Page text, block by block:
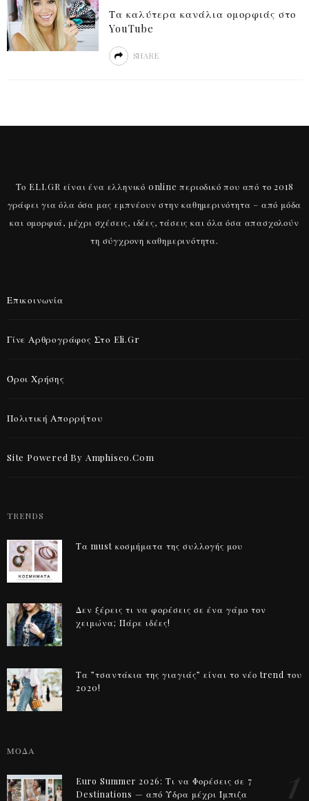
Τα καλύτερα κανάλια ομορφιάς στο
YouTube
SHARE
Το ELI.GR είναι ένα ελληνικό online περιοδικό που από το 2018
γράφει για όλα όσα μας εμπνέουν στην καθημερινότητα – από μόδα
και ομορφιά, μέχρι σχέσεις, ιδέες, τάσεις και όλα όσα απασχολούν
τη σύγχρονη καθημερινότητα.
Επικοινωνία
Γίνε Αρθρογράφος Στο Eli.gr
Όροι Χρήσης
Πολιτική Απορρήτου
Site Powered By Amphiseo.com
TRENDS
Τα must κοσμήματα της συλλογής μου
Δεν ξέρεις τι να φορέσεις σε ένα γάμο τον
χειμώνα; Πάρε ιδέες!
Τα ”τσαντάκια της γιαγιάς” είναι το νέο trend του
2020!
ΜΟΔΑ
Euro Summer 2026: Τι να Φορέσεις σε 7
Destinations — από Ύδρα μέχρι Ίμπιζα
1